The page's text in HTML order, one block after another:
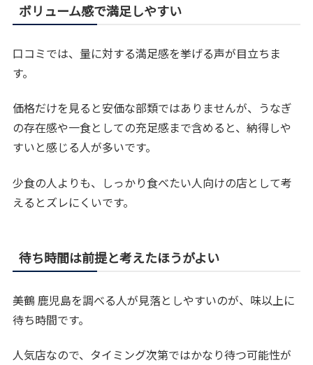
ボリューム感で満足しやすい
口コミでは、量に対する満足感を挙げる声が目立ちま
す。
価格だけを見ると安価な部類ではありませんが、うなぎ
の存在感や一食としての充足感まで含めると、納得しや
すいと感じる人が多いです。
少食の人よりも、しっかり食べたい人向けの店として考
えるとズレにくいです。
待ち時間は前提と考えたほうがよい
美鶴 鹿児島を調べる人が見落としやすいのが、味以上に
待ち時間です。
人気店なので、タイミング次第ではかなり待つ可能性が